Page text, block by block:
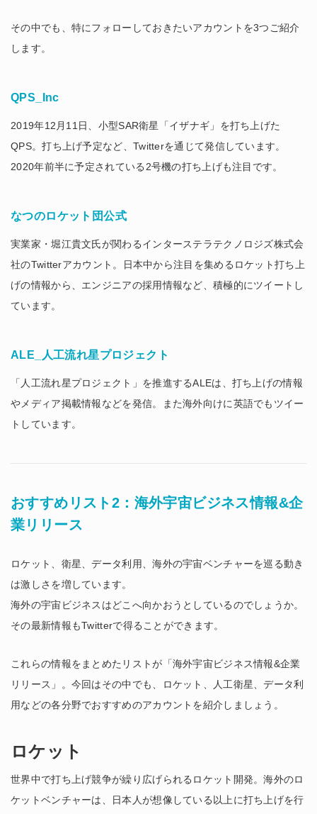
その中でも、特にフォローしておきたいアカウントを3つご紹介
します。
QPS_Inc
2019年12月11日、小型SAR衛星「イザナギ」を打ち上げた
QPS。打ち上げ予定など、Twitterを通じて発信しています。
2020年前半に予定されている2号機の打ち上げも注目です。
なつのロケット団公式
実業家・堀江貴文氏が関わるインターステラテクノロジズ株式会
社のTwitterアカウント。日本中から注目を集めるロケット打ち上
げの情報から、エンジニアの採用情報など、積極的にツイートし
ています。
ALE_人工流れ星プロジェクト
「人工流れ星プロジェクト」を推進するALEは、打ち上げの情報
やメディア掲載情報などを発信。また海外向けに英語でもツイー
トしています。
おすすめリスト2：海外宇宙ビジネス情報&企
業リリース
ロケット、衛星、データ利用、海外の宇宙ベンチャーを巡る動き
は激しさを増しています。
海外の宇宙ビジネスはどこへ向かおうとしているのでしょうか。
その最新情報もTwitterで得ることができます。
これらの情報をまとめたリストが「海外宇宙ビジネス情報&企業
リリース」。今回はその中でも、ロケット、人工衛星、データ利
用などの各分野でおすすめのアカウントを紹介しましょう。
ロケット
世界中で打ち上げ競争が繰り広げられるロケット開発。海外のロ
ケットベンチャーは、日本人が想像している以上に打ち上げを行